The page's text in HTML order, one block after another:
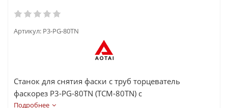
Артикул: P3-PG-80TN
Станок для снятия фаски с труб торцеватель
фаскорез P3-PG-80TN (TCM-80TN) с
пневмоприводом
Подробнее